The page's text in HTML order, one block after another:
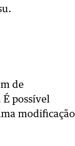
de
É possível
modificação